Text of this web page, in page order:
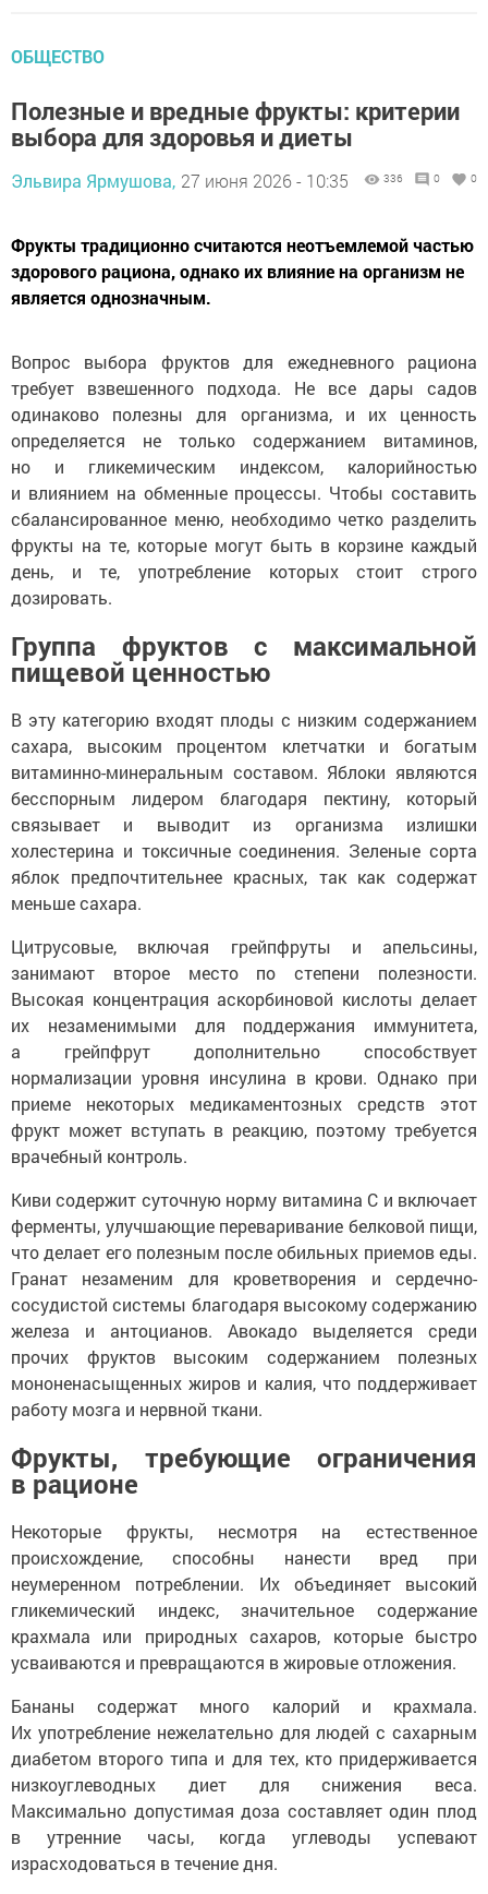
ОБЩЕСТВО
Полезные и вредные фрукты: критерии
выбора для здоровья и диеты
Эльвира Ярмушова, 27 июня 2026 - 10:35 336 0 0
Фрукты традиционно считаются неотъемлемой частью
здорового рациона, однако их влияние на организм не
является однозначным.
Вопрос выбора фруктов для ежедневного рациона
требует взвешенного подхода. Не все дары садов
одинаково полезны для организма, и их ценность
определяется не только содержанием витаминов,
но и гликемическим индексом, калорийностью
и влиянием на обменные процессы. Чтобы составить
сбалансированное меню, необходимо четко разделить
фрукты на те, которые могут быть в корзине каждый
день, и те, употребление которых стоит строго
дозировать.
Группа фруктов с максимальной
пищевой ценностью
В эту категорию входят плоды с низким содержанием
сахара, высоким процентом клетчатки и богатым
витаминно-минеральным составом. Яблоки являются
бесспорным лидером благодаря пектину, который
связывает и выводит из организма излишки
холестерина и токсичные соединения. Зеленые сорта
яблок предпочтительнее красных, так как содержат
меньше сахара.
Цитрусовые, включая грейпфруты и апельсины,
занимают второе место по степени полезности.
Высокая концентрация аскорбиновой кислоты делает
их незаменимыми для поддержания иммунитета,
а грейпфрут дополнительно способствует
нормализации уровня инсулина в крови. Однако при
приеме некоторых медикаментозных средств этот
фрукт может вступать в реакцию, поэтому требуется
врачебный контроль.
Киви содержит суточную норму витамина С и включает
ферменты, улучшающие переваривание белковой пищи,
что делает его полезным после обильных приемов еды.
Гранат незаменим для кроветворения и сердечно-
сосудистой системы благодаря высокому содержанию
железа и антоцианов. Авокадо выделяется среди
прочих фруктов высоким содержанием полезных
мононенасыщенных жиров и калия, что поддерживает
работу мозга и нервной ткани.
Фрукты, требующие ограничения
в рационе
Некоторые фрукты, несмотря на естественное
происхождение, способны нанести вред при
неумеренном потреблении. Их объединяет высокий
гликемический индекс, значительное содержание
крахмала или природных сахаров, которые быстро
усваиваются и превращаются в жировые отложения.
Бананы содержат много калорий и крахмала.
Их употребление нежелательно для людей с сахарным
диабетом второго типа и для тех, кто придерживается
низкоуглеводных диет для снижения веса.
Максимально допустимая доза составляет один плод
в утренние часы, когда углеводы успевают
израсходоваться в течение дня.